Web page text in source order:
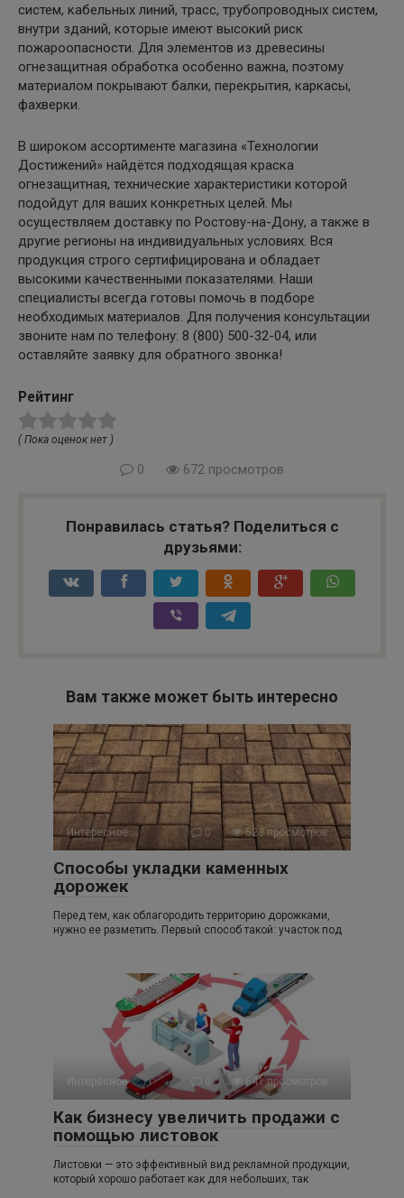
систем, кабельных линий, трасс, трубопроводных систем,
внутри зданий, которые имеют высокий риск
пожароопасности. Для элементов из древесины
огнезащитная обработка особенно важна, поэтому
материалом покрывают балки, перекрытия, каркасы,
фахверки.
В широком ассортименте магазина «Технологии
Достижений» найдётся подходящая краска
огнезащитная, технические характеристики которой
подойдут для ваших конкретных целей. Мы
осуществляем доставку по Ростову-на-Дону, а также в
другие регионы на индивидуальных условиях. Вся
продукция строго сертифицирована и обладает
высокими качественными показателями. Наши
специалисты всегда готовы помочь в подборе
необходимых материалов. Для получения консультации
звоните нам по телефону: 8 (800) 500-32-04, или
оставляйте заявку для обратного звонка!
Рейтинг
( Пока оценок нет )
0 672 просмотров
Понравилась статья? Поделиться с
друзьями:
Вам также может быть интересно
Интересное 0 523 просмотров
Способы укладки каменных
дорожек
Перед тем, как облагородить территорию дорожками,
нужно ее разметить. Первый способ такой: участок под
Интересное 641 просмотров
Как бизнесу увеличить продажи с
помощью листовок
Листовки — это эффективный вид рекламной продукции,
который хорошо работает как для небольших, так